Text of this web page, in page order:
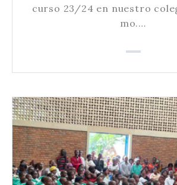
curso 23/24 en nuestro
mo.…